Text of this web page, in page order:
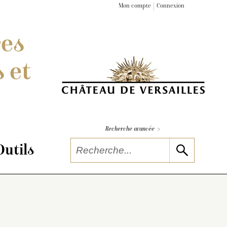
Mon compte Connexion
et
Recherche avancée >